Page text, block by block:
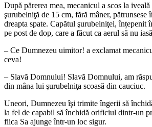
După părerea mea, mecanicul a scos la
şurubelniţă de 15 cm, fără mâner, pătrunsese
dreapta spate. Capătul şurubelniţei, înțepenit
pe post de dop, care a făcut ca aerul să nu
– Ce Dumnezeu uimitor! a exclamat
ceva!
– Slavă Domnului! Slavă Domnului, am
din mâna lui şurubelniţa scoasă din cauciuc.
Uneori, Dumnezeu îşi trimite îngerii să
la fel de capabil să închidă orificiul dintr-un
fiica Sa ajunge într-un loc sigur.